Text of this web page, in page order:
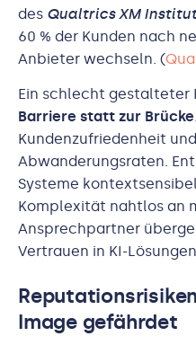
des Qualtrics XM
60 % der Kunden nach
Anbieter wechseln. (
Ein schlecht gestalteter
Barriere statt zur Brücke
Kundenzufriedenheit
Abwanderungsraten.
Systeme
Komplexität nahtlos an
Ansprechpartner
Vertrauen in KI-
Image gefährdet